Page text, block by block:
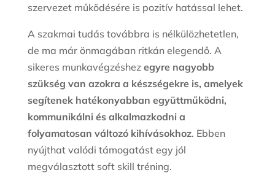
szervezet működésére is pozitív hatással lehet.
A szakmai tudás továbbra is nélkülözhetetlen,
de ma már önmagában ritkán elegendő. A
sikeres munkavégzéshez egyre nagyobb
szükség van azokra a készségekre is, amelyek
segítenek hatékonyabban együttműködni,
kommunikálni és alkalmazkodni a
folyamatosan változó kihívásokhoz. Ebben
nyújthat valódi támogatást egy jól
megválasztott soft skill tréning.